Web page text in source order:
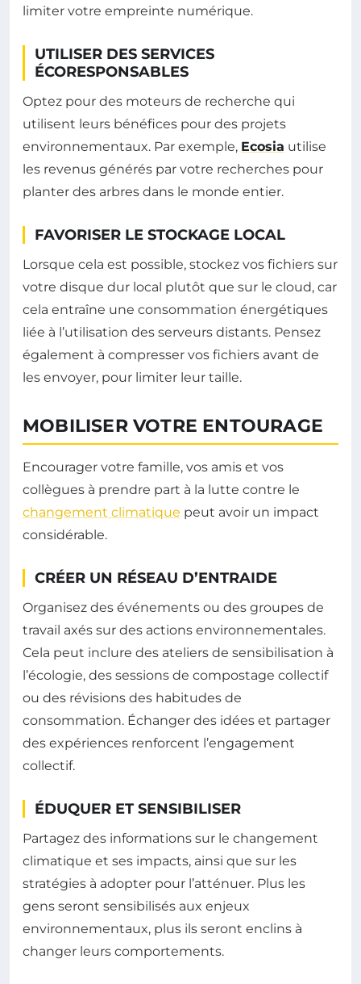
limiter votre empreinte numérique.
UTILISER DES SERVICES
ÉCORESPONSABLES
Optez pour des moteurs de recherche qui
utilisent leurs bénéfices pour des projets
environnementaux. Par exemple, Ecosia utilise
les revenus générés par votre recherches pour
planter des arbres dans le monde entier.
FAVORISER LE STOCKAGE LOCAL
Lorsque cela est possible, stockez vos fichiers sur
votre disque dur local plutôt que sur le cloud, car
cela entraîne une consommation énergétiques
liée à l’utilisation des serveurs distants. Pensez
également à compresser vos fichiers avant de
les envoyer, pour limiter leur taille.
MOBILISER VOTRE ENTOURAGE
Encourager votre famille, vos amis et vos
collègues à prendre part à la lutte contre le
changement climatique peut avoir un impact
considérable.
CRÉER UN RÉSEAU D’ENTRAIDE
Organisez des événements ou des groupes de
travail axés sur des actions environnementales.
Cela peut inclure des ateliers de sensibilisation à
l’écologie, des sessions de compostage collectif
ou des révisions des habitudes de
consommation. Échanger des idées et partager
des expériences renforcent l’engagement
collectif.
ÉDUQUER ET SENSIBILISER
Partagez des informations sur le changement
climatique et ses impacts, ainsi que sur les
stratégies à adopter pour l’atténuer. Plus les
gens seront sensibilisés aux enjeux
environnementaux, plus ils seront enclins à
changer leurs comportements.